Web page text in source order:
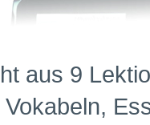
aus 9